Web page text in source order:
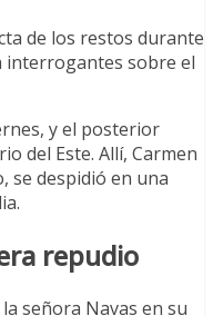
de los restos durante
interrogantes sobre el
y el posterior
del Este. Allí, Carmen
se despidió en una
repudio
señora Navas en su